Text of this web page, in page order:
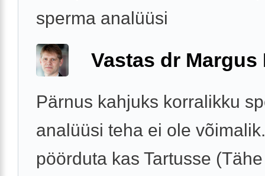
sperma analüüsi
Vastas dr Margus
Pärnus kahjuks korralikku
analüüsi teha ei ole
pöörduta kas Tartusse (Tähe